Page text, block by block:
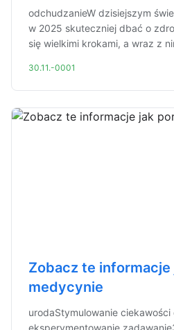
odchudzanieW dzisiejszym
w 2025 skuteczniej dbać o
się wielkimi krokami, a wraz z
30.11.-0001
Zobacz te
medycynie
urodaStymulowanie
eksperymentowanie